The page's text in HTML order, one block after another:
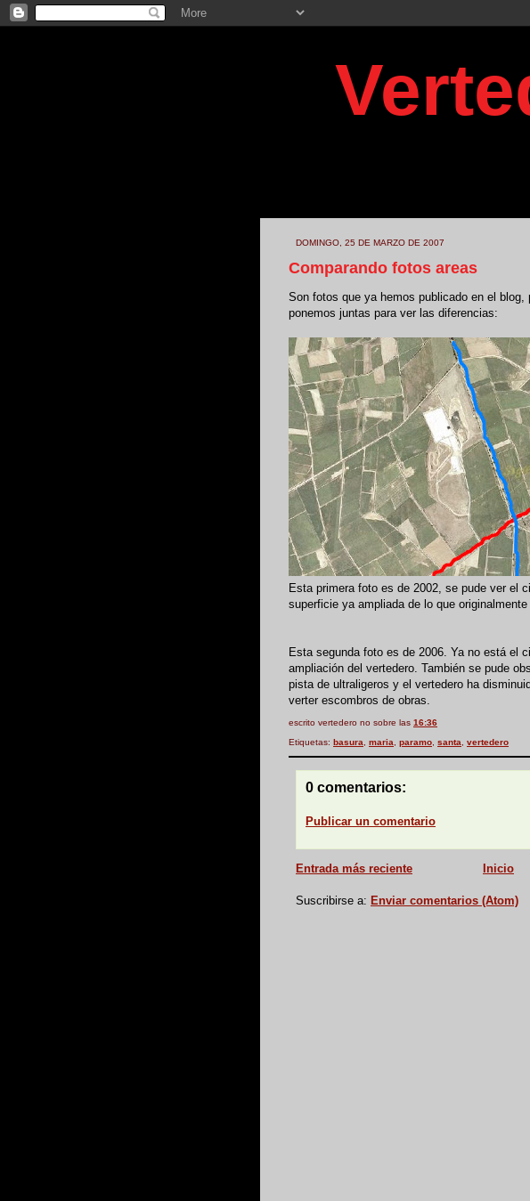
DOMINGO, 25 DE MARZO DE 2007
Comparando fotos areas
Son fotos que ya hemos publicado en el blog,
ponemos juntas para ver las diferencias:
Esta primera foto es de 2002, se pude ver el
superficie ya ampliada de lo que originalmente
Esta segunda foto es de 2006. Ya no está el
ampliación del vertedero. También se pude
pista de ultraligeros y el vertedero ha
verter escombros de obras.
escrito vertedero no sobre las 16:36
Etiquetas: basura maria paramo santa vertedero
0 comentarios:
Publicar un comentario
Entrada más reciente Inicio
Suscribirse a: Enviar comentarios (Atom)